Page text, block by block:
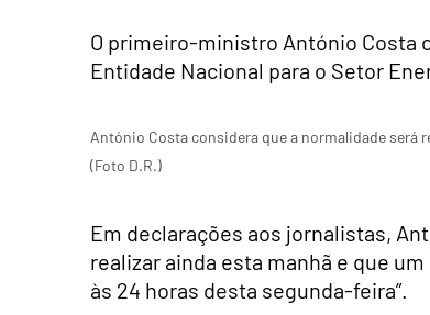
O primeiro-ministro António Costa
Entidade Nacional para o Setor
António Costa considera que a normalidade será
(Foto D.R.)
Em declarações aos jornalistas,
realizar ainda esta manhã e que
às 24 horas desta segunda-feira”.